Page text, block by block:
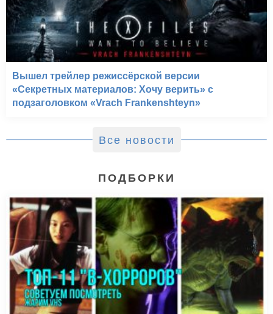
Вышел трейлер режиссёрской версии
«Секретных материалов: Хочу верить» с
подзаголовком «Vrach Frankenshteyn»
Все новости
ПОДБОРКИ